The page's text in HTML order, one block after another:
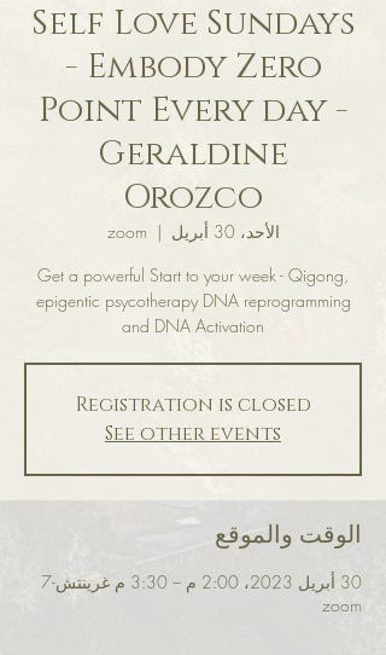
Self Love Sundays
- Embody Zero
Point Every day -
Geraldine
Orozco
الأحد، 30 أبريل
  |
zoom
Get a powerful Start to your week - Qigong,
epigentic psycotherapy DNA reprogramming
and DNA Activation
Registration is closed
See other events
الوقت والموقع
30 أبريل 2023، 2:00 م – 3:30 م غرينتش-7
zoom